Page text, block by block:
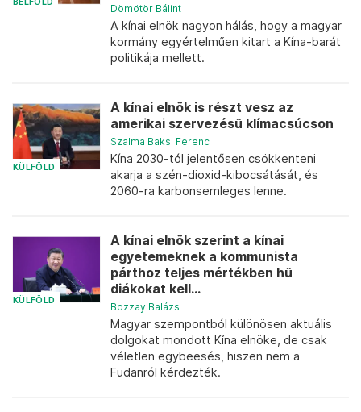
Dömötör Bálint
A kínai elnök nagyon hálás, hogy a magyar
kormány egyértelműen kitart a Kína-barát
politikája mellett.
KÜLFÖLD
A kínai elnök is részt vesz az
amerikai szervezésű klímacsúcson
Szalma Baksi Ferenc
Kína 2030-tól jelentősen csökkenteni
akarja a szén-dioxid-kibocsátását, és
2060-ra karbonsemleges lenne.
KÜLFÖLD
A kínai elnök szerint a kínai
egyetemeknek a kommunista
párthoz teljes mértékben hű
diákokat kell...
Bozzay Balázs
Magyar szempontból különösen aktuális
dolgokat mondott Kína elnöke, de csak
véletlen egybeesés, hiszen nem a
Fudanról kérdezték.